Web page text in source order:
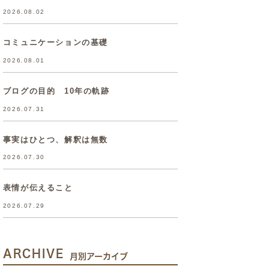
2026.08.02
コミュニケーションの基礎
2026.08.01
ブログの目的 10年の軌跡
2026.07.31
事実はひとつ、解釈は無数
2026.07.30
表情が伝えること
2026.07.29
ARCHIVE 月別アーカイブ